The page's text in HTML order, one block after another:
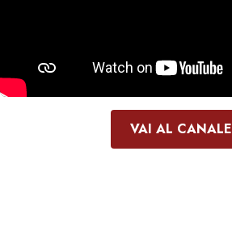
VAI AL CANALE